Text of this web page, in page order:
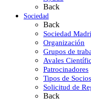
Back
Sociedad
Back
Sociedad
Organización
Grupos de
Avales
Patrocinadores
Tipos de
Solicitud de
Back